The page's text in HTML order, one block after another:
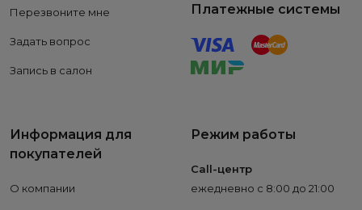
Перезвоните мне
Задать вопрос
Запись в салон
Платежные системы
Информация для
покупателей
О компании
Режим работы
Call-центр
ежедневно с 8:00 до 21:00